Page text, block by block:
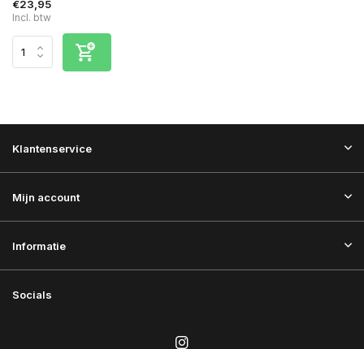
€23,95
Incl. btw
Klantenservice
Mijn account
Informatie
Socials